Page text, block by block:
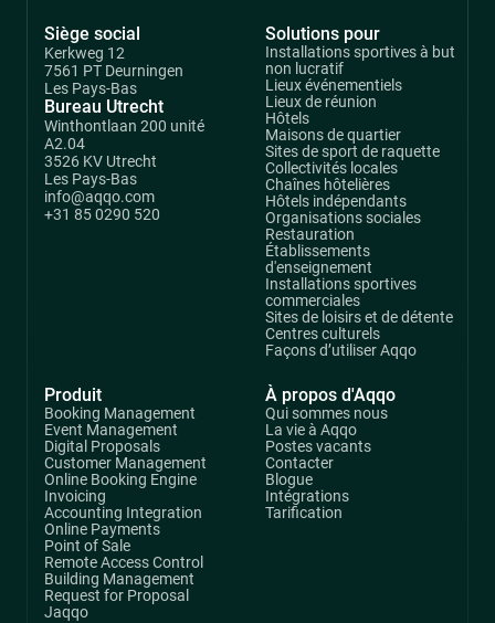
Siège social
Kerkweg 12
7561 PT Deurningen
Les Pays-Bas
Bureau Utrecht
Winthontlaan 200 unité
A2.04
3526 KV Utrecht
Les Pays-Bas
info@aqqo.com
+31 85 0290 520
Produit
Booking Management
Event Management
Digital Proposals
Customer Management
Online Booking Engine
Invoicing
Accounting Integration
Online Payments
Point of Sale
Remote Access Control
Building Management
Request for Proposal
Jaqqo
Solutions pour
Installations sportives à but
non lucratif
Lieux événementiels
Lieux de réunion
Hôtels
Maisons de quartier
Sites de sport de raquette
Collectivités locales
Chaînes hôtelières
Hôtels indépendants
Organisations sociales
Restauration
Établissements
d'enseignement
Installations sportives
commerciales
Sites de loisirs et de détente
Centres culturels
Façons d’utiliser Aqqo
À propos d'Aqqo
Qui sommes nous
La vie à Aqqo
Postes vacants
Contacter
Blogue
Intégrations
Tarification